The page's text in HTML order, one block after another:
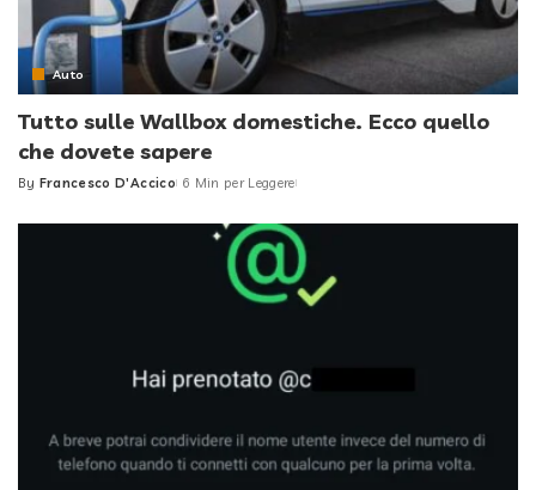
Auto
Tutto sulle Wallbox domestiche. Ecco quello
che dovete sapere
Posted
By Francesco D'Accico 6 Min per Leggere